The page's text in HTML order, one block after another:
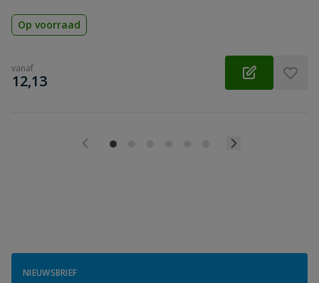
Op voorraad
vanaf
€
12,13
NIEUWSBRIEF